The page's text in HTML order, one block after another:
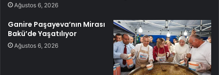
Ağustos 6, 2026
Ganire Paşayeva’nın Mirası
Bakü’de Yaşatılıyor
Ağustos 6, 2026